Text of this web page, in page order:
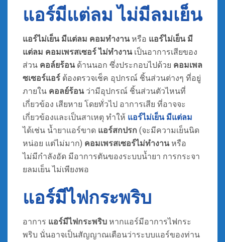
แอร์มีแต่ลม ไม่มีลมเย็น
แอร์ไม่เย็น มีแต่ลม คอมทํางานหรือ แอร์ไม่เย็น มี
แต่ลม คอมเพรสเซอร์ ไม่ทํางานเป็นอาการเสียของ
ส่วน คอล์ยร้อน ด้านนอก ซึ่งประกอบไปด้วย คอมเพล
ซเซอร์แอร์ ต้องตรวจเช็ค อุปกรณ์ ชิ้นส่วนต่างๆ ที่อยู่
ภายใน คอลย์ร้อนว่ามีอุปกรณ์ ชิ้นส่วนตัวไหนที่
เกี่ยวข้อง เสียหาย โดยทั่วไป อาการเสีย ที่อาจจะ
เกี่ยวข้องและเป็นสาเหตุ ทำให้ แอร์ไม่เย็น มีแต่ลม
ได้เช่น น้ำยาแอร์ขาด แอร์สกปรก (จะมีความเย็นนิด
หน่อย แต่ไม่มาก) คอมเพรสเซอร์ไม่ทำงานหรือ
ไม่มีกำลังอัด มีอาการตันของระบบน้ำยา การกระจา
ยลมเย็น ไม่เพียงพอ
แอร์มีไฟกระพริบ
อาการ แอร์มีไฟกระพริบ หากแอร์มีอาการไฟกระ
พริบ นั่นอาจเป็นสัญญาณเตือนว่าระบบแอร์ของท่าน